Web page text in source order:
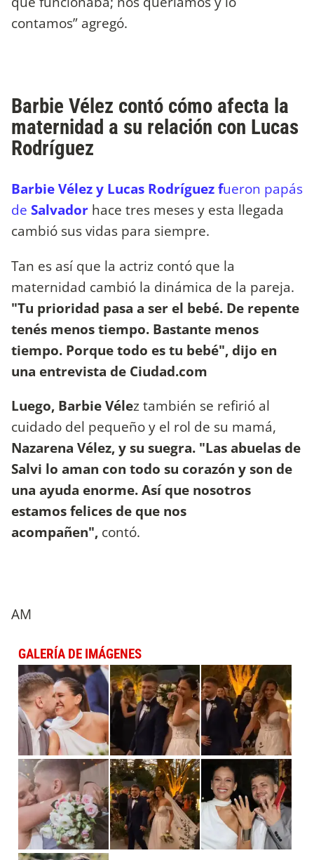
contamos” agregó.
Barbie Vélez contó cómo afecta la
maternidad a su relación con Lucas
Rodríguez
Barbie Vélez y Lucas Rodríguez fueron papás
de Salvador hace tres meses y esta llegada
cambió sus vidas para siempre.
Tan es así que la actriz contó que la
maternidad cambió la dinámica de la pareja.
"Tu prioridad pasa a ser el bebé. De repente
tenés menos tiempo. Bastante menos
tiempo. Porque todo es tu bebé", dijo en
una entrevista de Ciudad.com
Luego, Barbie Vélez también se refirió al
cuidado del pequeño y el rol de su mamá,
Nazarena Vélez, y su suegra. "Las abuelas de
Salvi lo aman con todo su corazón y son de
una ayuda enorme. Así que nosotros
estamos felices de que nos
acompañen", contó.
AM
GALERÍA DE IMÁGENES